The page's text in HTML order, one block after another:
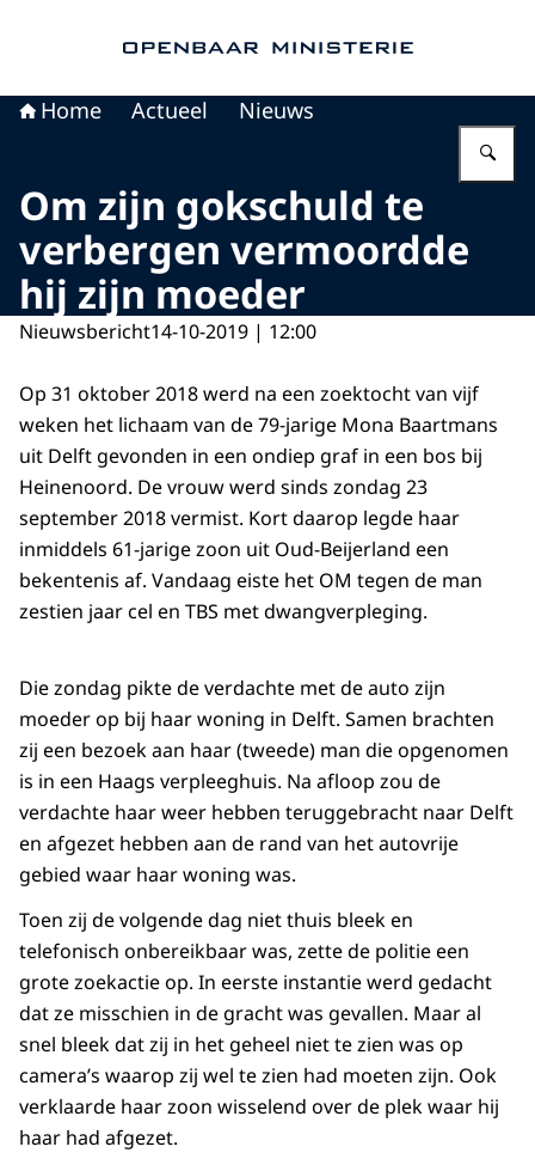
Home Actueel Nieuws
Om zijn gokschuld te
verbergen vermoordde
hij zijn moeder
Nieuwsbericht14-10-2019 | 12:00
Op 31 oktober 2018 werd na een zoektocht van vijf
weken het lichaam van de 79-jarige Mona Baartmans
uit Delft gevonden in een ondiep graf in een bos bij
Heinenoord. De vrouw werd sinds zondag 23
september 2018 vermist. Kort daarop legde haar
inmiddels 61-jarige zoon uit Oud-Beijerland een
bekentenis af. Vandaag eiste het OM tegen de man
zestien jaar cel en TBS met dwangverpleging.
Die zondag pikte de verdachte met de auto zijn
moeder op bij haar woning in Delft. Samen brachten
zij een bezoek aan haar (tweede) man die opgenomen
is in een Haags verpleeghuis. Na afloop zou de
verdachte haar weer hebben teruggebracht naar Delft
en afgezet hebben aan de rand van het autovrije
gebied waar haar woning was.
Toen zij de volgende dag niet thuis bleek en
telefonisch onbereikbaar was, zette de politie een
grote zoekactie op. In eerste instantie werd gedacht
dat ze misschien in de gracht was gevallen. Maar al
snel bleek dat zij in het geheel niet te zien was op
camera’s waarop zij wel te zien had moeten zijn. Ook
verklaarde haar zoon wisselend over de plek waar hij
haar had afgezet.